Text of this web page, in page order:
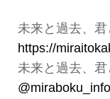
未来と過去、君
https://
未来と過去、君
@miraboku_info